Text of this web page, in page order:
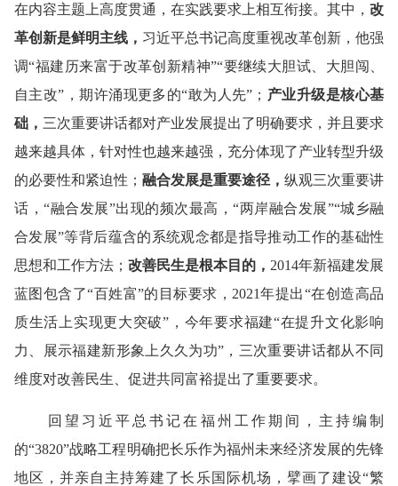
在内容主题上高度贯通，在实践要求上相互衔接。其中， 改
革创新是鲜明主线， 习近平总书记高度重视改革创新，他强
调“福建历来富于改革创新精神”“要继续大胆试、大胆闯、
自主改”，期许涌现更多的“敢为人先”； 产业升级是核心基
础， 三次重要讲话都对产业发展提出了明确要求，并且要求
越来越具体，针对性也越来越强，充分体现了产业转型升级
的必要性和紧迫性； 融合发展是重要途径， 纵观三次重要讲
话，“融合发展”出现的频次最高，“两岸融合发展”“城乡融
合发展”等背后蕴含的系统观念都是指导推动工作的基础性
思想和工作方法； 改善民生是根本目的， 2014年新福建发展
蓝图包含了“百姓富”的目标要求，2021年提出“在创造高品
质生活上实现更大突破”，今年要求福建“在提升文化影响
力、展示福建新形象上久久为功”，三次重要讲话都从不同
维度对改善民生、促进共同富裕提出了重要要求。
回望习近平总书记在福州工作期间，主持编制
的“3820”战略工程明确把长乐作为福州未来经济发展的先锋
地区，并亲自主持筹建了长乐国际机场，擘画了建设“繁